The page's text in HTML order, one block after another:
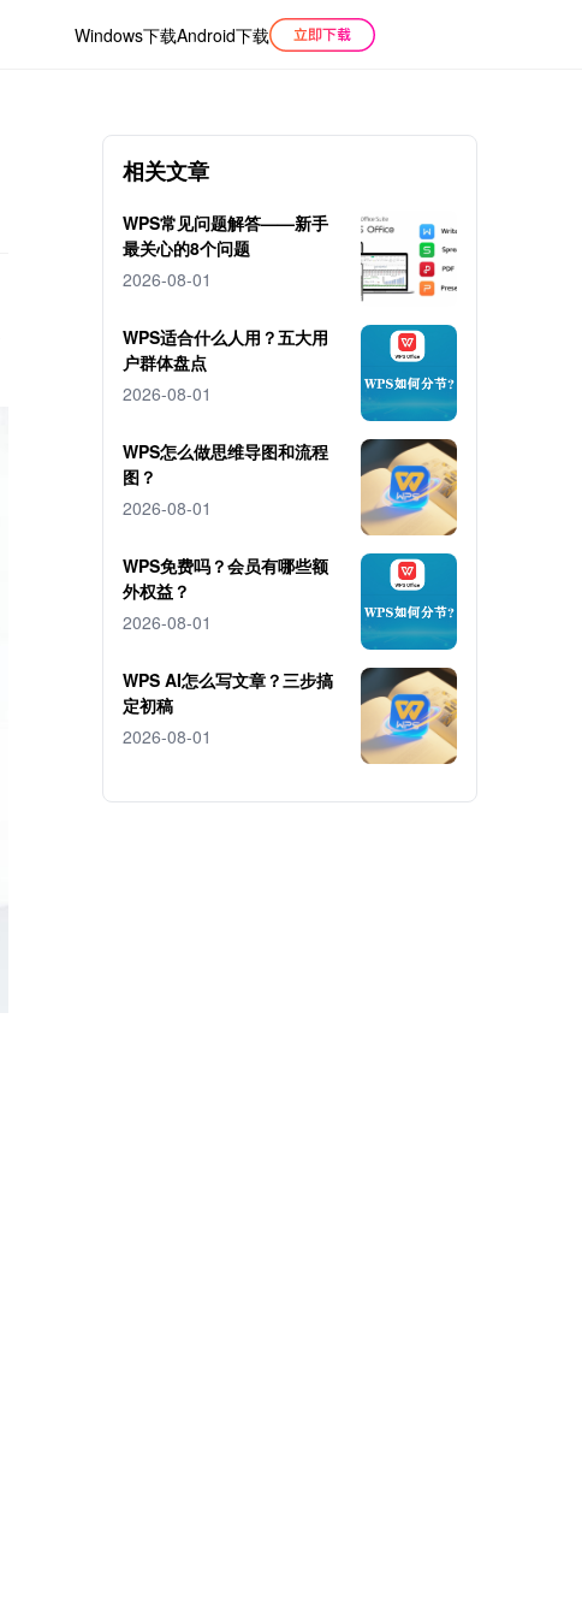
Windows下载Android下载
相关文章
WPS常见问题解答——新手
最关心的8个问题
2026-08-01
WPS适合什么人用？五大用
户群体盘点
2026-08-01
WPS怎么做思维导图和流程
图？
2026-08-01
WPS免费吗？会员有哪些额
外权益？
2026-08-01
WPS AI怎么写文章？三步搞
定初稿
2026-08-01